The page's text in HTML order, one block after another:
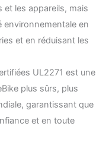
les appareils, mais
environnementale en
et en réduisant les
UL2271 est une
plus sûrs, plus
garantissant que
et en toute